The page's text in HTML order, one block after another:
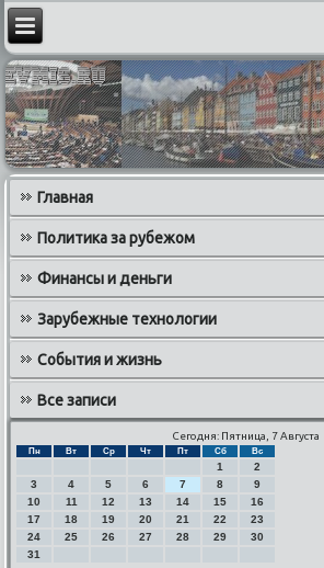
Главная
Политика за рубежом
Финансы и деньги
Зарубежные технологии
События и жизнь
Все записи
Сегодня: Пятница, 7 Августа
Пн Вт Ср Чт Пт Сб Вс
1
2
3
4 5 6 7 8
9
10
11 12 13 14 15
16
17
18 19 20 21 22
23
24
25 26 27 28 29
30
31